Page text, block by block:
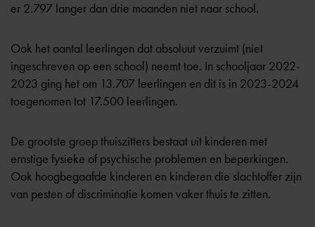
er 2.797 langer dan drie maanden niet naar school.
Ook het aantal leerlingen dat absoluut verzuimt (niet
ingeschreven op een school) neemt toe. In schooljaar 2022-
2023 ging het om 13.707 leerlingen en dit is in 2023-2024
toegenomen tot 17.500 leerlingen.
De grootste groep thuiszitters bestaat uit kinderen met
ernstige fysieke of psychische problemen en beperkingen.
Ook hoogbegaafde kinderen en kinderen die slachtoffer zijn
van pesten of discriminatie komen vaker thuis te zitten.